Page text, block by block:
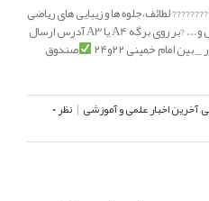
لطائف،جلوه ها و زیبایی های ریاضی
?در قالب : کاریکاتور ، نقاشی ،ضرب المثل و... ?بر روی برگه A4 یا A3 آدرس ارسال
امام خمینی ۲۲و۲۴ صندوق
,آخرین اخبار علمی و آموزشی | نظر ۰